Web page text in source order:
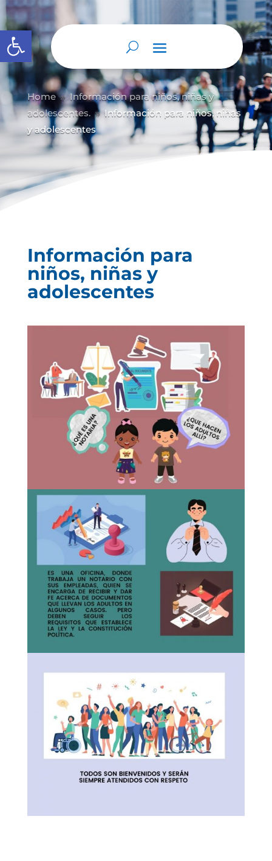
Abrir barra de herramientas
Home 9 Información para niños, niñas y
adolescentes. 9 Información para niños, niñas
y adolescentes
Información para
niños, niñas y
adolescentes